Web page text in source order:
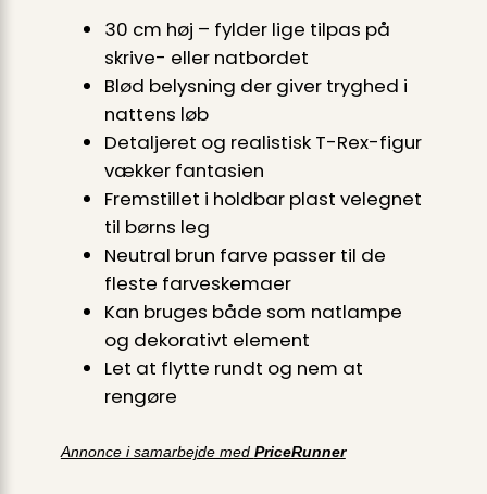
30 cm høj – fylder lige tilpas på
skrive- eller natbordet
Blød belysning der giver tryghed i
nattens løb
Detaljeret og realistisk T-Rex-figur
vækker fantasien
Fremstillet i holdbar plast velegnet
til børns leg
Neutral brun farve passer til de
fleste farveskemaer
Kan bruges både som natlampe
og dekorativt element
Let at flytte rundt og nem at
rengøre
Annonce i samarbejde med PriceRunner